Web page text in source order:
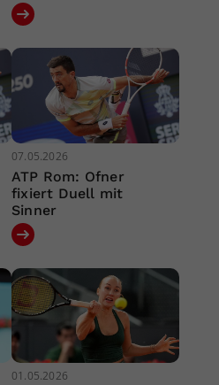
07.05.2026
ATP Rom: Ofner
fixiert Duell mit
Sinner
01.05.2026